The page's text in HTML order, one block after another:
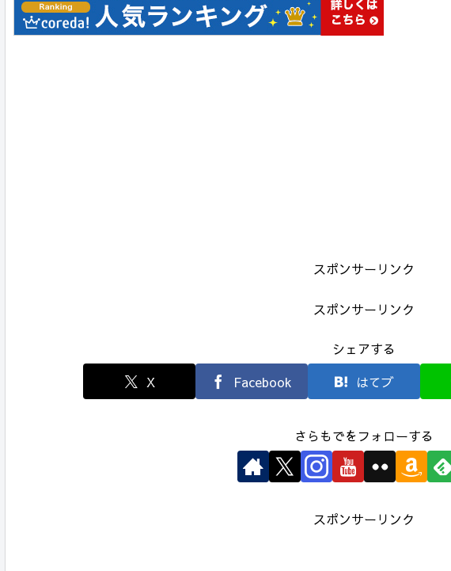
スポンサーリンク
スポンサーリンク
シェアする
X
Facebook はてブ
さらもでをフォローする
スポンサーリンク